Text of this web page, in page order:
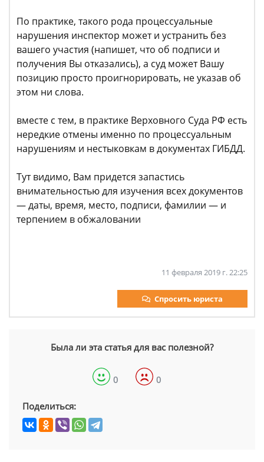
По практике, такого рода процессуальные
нарушения инспектор может и устранить без
вашего участия (напишет, что об подписи и
получения Вы отказались), а суд может Вашу
позицию просто проигнорировать, не указав об
этом ни слова.
вместе с тем, в практике Верховного Суда РФ есть
нередкие отмены именно по процессуальным
нарушениям и нестыковкам в документах ГИБДД.
Тут видимо, Вам придется запастись
внимательностью для изучения всех документов
— даты, время, место, подписи, фамилии — и
терпением в обжаловании
11 февраля 2019 г. 22:25
Спросить юриста
Была ли эта статья для вас полезной?
0 0
Поделиться: